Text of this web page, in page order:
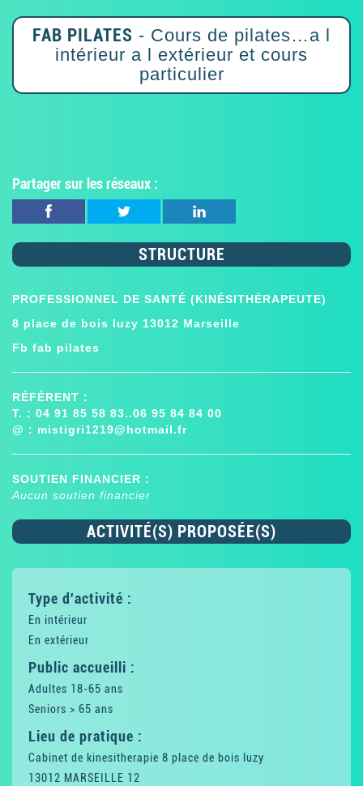
FAB PILATES - Cours de pilates…a l
intérieur a l extérieur et cours
particulier
Partager sur les réseaux :
STRUCTURE
PROFESSIONNEL DE SANTÉ (KINÉSITHÉRAPEUTE)
8 place de bois luzy 13012 Marseille
Fb fab pilates
RÉFÉRENT :
T. : 04 91 85 58 83..06 95 84 84 00
@ : mistigri1219@hotmail.fr
SOUTIEN FINANCIER :
Aucun soutien financier
ACTIVITÉ(S) PROPOSÉE(S)
Type d'activité :
En intérieur
En extérieur
Public accueilli :
Adultes 18-65 ans
Seniors > 65 ans
Lieu de pratique :
Cabinet de kinesitherapie 8 place de bois luzy
13012 MARSEILLE 12